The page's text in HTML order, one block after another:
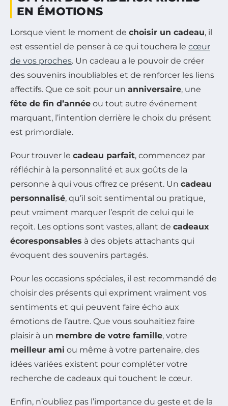
EN ÉMOTIONS
Lorsque vient le moment de choisir un cadeau, il
est essentiel de penser à ce qui touchera le cœur
de vos proches. Un cadeau a le pouvoir de créer
des souvenirs inoubliables et de renforcer les liens
affectifs. Que ce soit pour un anniversaire, une
fête de fin d’année ou tout autre événement
marquant, l’intention derrière le choix du présent
est primordiale.
Pour trouver le cadeau parfait, commencez par
réfléchir à la personnalité et aux goûts de la
personne à qui vous offrez ce présent. Un cadeau
personnalisé, qu’il soit sentimental ou pratique,
peut vraiment marquer l’esprit de celui qui le
reçoit. Les options sont vastes, allant de cadeaux
écoresponsables à des objets attachants qui
évoquent des souvenirs partagés.
Pour les occasions spéciales, il est recommandé de
choisir des présents qui expriment vraiment vos
sentiments et qui peuvent faire écho aux
émotions de l’autre. Que vous souhaitiez faire
plaisir à un membre de votre famille, votre
meilleur ami ou même à votre partenaire, des
idées variées existent pour compléter votre
recherche de cadeaux qui touchent le cœur.
Enfin, n’oubliez pas l’importance du geste et de la